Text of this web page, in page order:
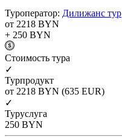
Туроператор: Дилижанс тур
от 2218 BYN
+ 250 BYN
Cтоимость тура
✓
Турпродукт
от 2218 BYN (635 EUR)
✓
Туруслуга
250 BYN